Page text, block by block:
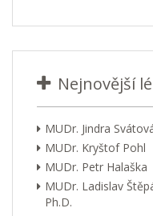
Nejnovější
MUDr. Jindra
MUDr. Kryštof Pohl
MUDr. Petr Halaška
MUDr. Ladislav
Ph.D.